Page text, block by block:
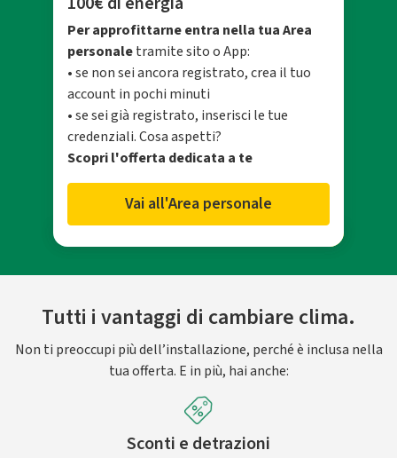
Per approfittarne entra nella tua Area
personaletramite sito o App:
• se non sei ancora registrato, crea il tuo
account in pochi minuti
• se sei già registrato, inserisci le tue
credenziali. Cosa aspetti?
Scopri l'offerta dedicata a te
Vai all'Area personale
Tutti i vantaggi di cambiare clima.
Non ti preoccupi più dell’installazione, perché è inclusa nella
tua offerta. E in più, hai anche:
Sconti e detrazioni